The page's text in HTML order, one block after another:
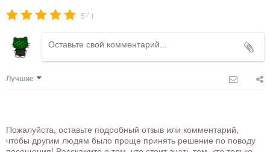
5 / 1
Лучшие
Пожалуйста, оставьте подробный отзыв или комментарий,
чтобы другим людям было проще принять решение по поводу